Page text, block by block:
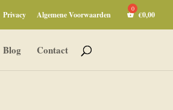
Privacy Algemene Voorwaarden €0,00
Blog Contact